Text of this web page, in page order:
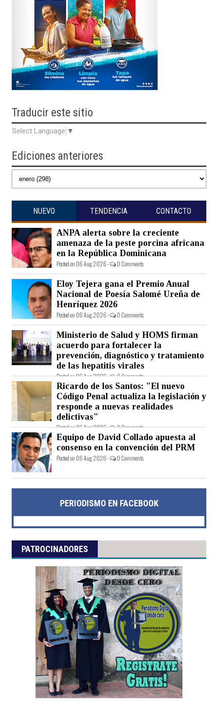
Traducir este sitio
Select Language ▼
Ediciones anteriores
NUEVO TENDENCIA CONTACTO
ANPA alerta sobre la creciente
amenaza de la peste porcina africana
en la República Dominicana
Posted on 06 Aug 2026 - 0 Comments
Eloy Tejera gana el Premio Anual
Nacional de Poesía Salomé Ureña de
Henríquez 2026
Posted on 06 Aug 2026 - 0 Comments
Ministerio de Salud y HOMS firman
acuerdo para fortalecer la
prevención, diagnóstico y tratamiento
de las hepatitis virales
Posted on 06 Aug 2026 - 0 Comments
Ricardo de los Santos: "El nuevo
Código Penal actualiza la legislación y
responde a nuevas realidades
delictivas"
Posted on 06 Aug 2026 - 0 Comments
Equipo de David Collado apuesta al
consenso en la convención del PRM
Posted on 06 Aug 2026 - 0 Comments
PERIODISMO EN FACEBOOK
PATROCINADORES